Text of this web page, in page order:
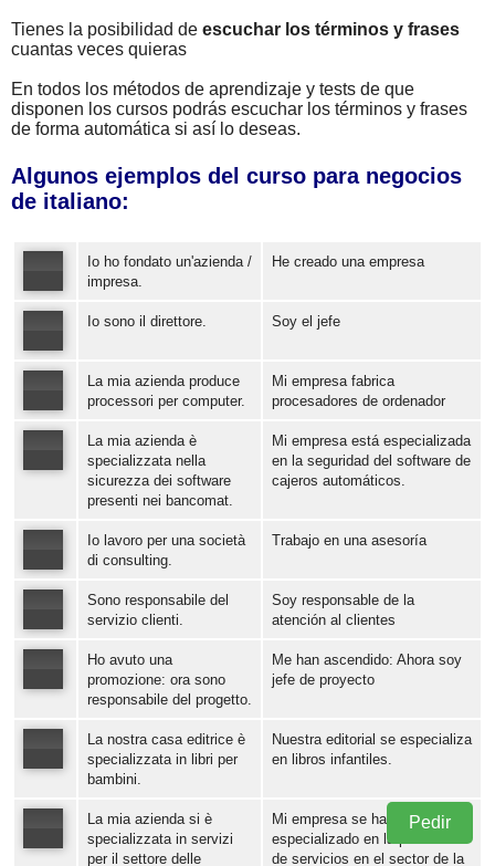
Pedir
Tienes la posibilidad de escuchar los términos y frases
cuantas veces quieras
En todos los métodos de aprendizaje y tests de que
disponen los cursos podrás escuchar los términos y frases
de forma automática si así lo deseas.
Algunos ejemplos del curso para negocios
de italiano:
Io ho fondato un'azienda /
impresa.
He creado una empresa
Io sono il direttore. Soy el jefe
Error loading: "https://www.idiomaspc.com/curso-aprender-italiano-negocios/audio/151272.mp3"
La mia azienda produce
processori per computer.
Mi empresa fabrica
procesadores de ordenador
La mia azienda è
specializzata nella
sicurezza dei software
presenti nei bancomat.
Mi empresa está especializada
en la seguridad del software de
cajeros automáticos.
Io lavoro per una società
di consulting.
Trabajo en una asesoría
Sono responsabile del
servizio clienti.
Soy responsable de la
atención al clientes
Ho avuto una
promozione: ora sono
responsabile del progetto.
Me han ascendido: Ahora soy
jefe de proyecto
Error loading: "https://www.idiomaspc.com/curso-aprender-italiano-negocios/audio/151284.mp3"
La nostra casa editrice è
specializzata in libri per
bambini.
Nuestra editorial se especializa
en libros infantiles.
La mia azienda si è
specializzata in servizi
per il settore delle
Mi empresa se ha
especializado en la prestación
de servicios en el sector de la